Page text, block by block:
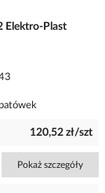
Elektro-Plast
120,52 zł/szt
Pokaż szczegóły